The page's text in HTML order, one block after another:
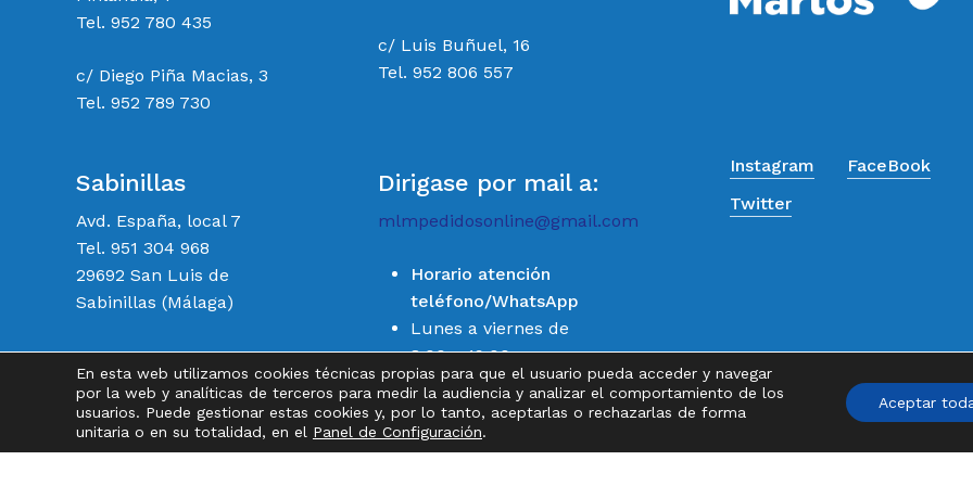
Tel. 952 780 435
c/ Diego Piña Macias, 3
Tel. 952 789 730
c/ Luis Buñuel, 16
Tel. 952 806 557
Sabinillas
Avd. España, local 7
Tel. 951 304 968
29692 San Luis de
Sabinillas (Málaga)
Dirigase por mail a:
mlmpedidosonline@gmail.com
Horario atención
teléfono/WhatsApp
Lunes a viernes de
8:00 a 19:00
Sábados de 9:00 a
14:00
Instagram
FaceBook
Twitter
En esta web utilizamos cookies técnicas propias para que el usuario pueda acceder y navegar
por la web y analíticas de terceros para medir la audiencia y analizar el comportamiento de los
usuarios. Puede gestionar estas cookies y, por lo tanto, aceptarlas o rechazarlas de forma
unitaria o en su totalidad, en el Panel de Configuración.
Aceptar